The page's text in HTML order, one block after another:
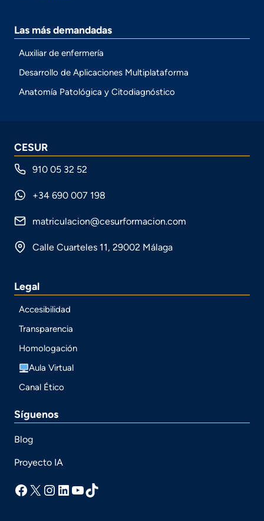
Las más demandadas
Auxiliar de enfermería
Desarrollo de Aplicaciones Multiplataforma
Anatomía Patológica y Citodiagnóstico
CESUR
910 05 32 52
+34 690 007 198
matriculacion@cesurformacion.com
Calle Cuarteles 11, 29002 Málaga
Legal
Accesibilidad
Transparencia
Homologación
Aula Virtual
Canal Ético
Síguenos
Blog
Proyecto IA
facebook
X Instagram
LinkedIn
YouTube
TikTok